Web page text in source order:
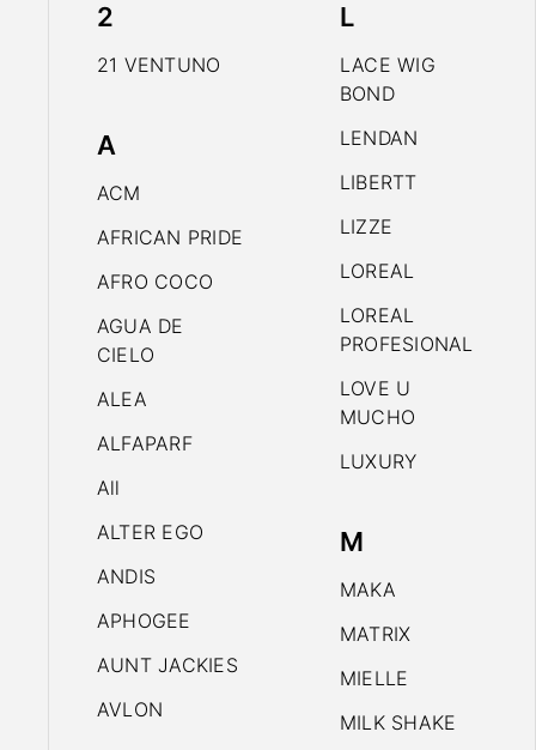
2
21 VENTUNO
A
ACM
AFRICAN PRIDE
AFRO COCO
AGUA DE
CIELO
ALEA
ALFAPARF
All
ALTER EGO
ANDIS
APHOGEE
AUNT JACKIES
AVLON
L
LACE WIG
BOND
LENDAN
LIBERTT
LIZZE
LOREAL
LOREAL
PROFESIONAL
LOVE U
MUCHO
LUXURY
M
MAKA
MATRIX
MIELLE
MILK SHAKE